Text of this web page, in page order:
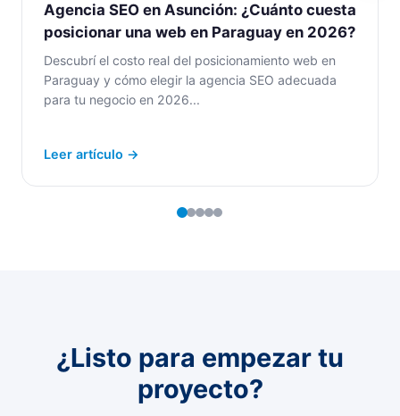
Agencia SEO en Asunción: ¿Cuánto cuesta
posicionar una web en Paraguay en 2026?
Descubrí el costo real del posicionamiento web en
Paraguay y cómo elegir la agencia SEO adecuada
para tu negocio en 2026...
Leer artículo →
¿Listo para empezar tu
proyecto?